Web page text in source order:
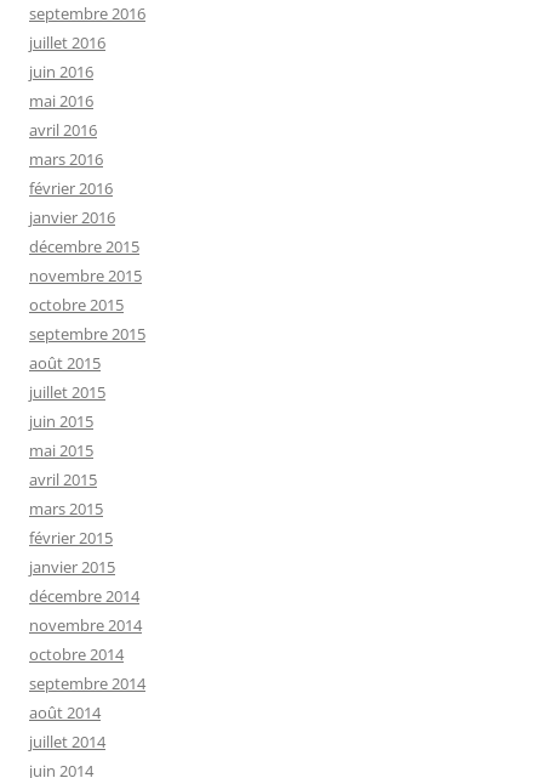
septembre 2016
juillet 2016
juin 2016
mai 2016
avril 2016
mars 2016
février 2016
janvier 2016
décembre 2015
novembre 2015
octobre 2015
septembre 2015
août 2015
juillet 2015
juin 2015
mai 2015
avril 2015
mars 2015
février 2015
janvier 2015
décembre 2014
novembre 2014
octobre 2014
septembre 2014
août 2014
juillet 2014
juin 2014